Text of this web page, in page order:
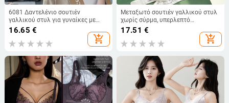
6081 Δαντελένιο σουτιέν
γαλλικού στυλ για γυναίκες με
μεγάλο στήθος, λεπτό και
αναπνεύσιμο, σεξουαλικό
εσωρούχο, άνετη πλάτη, για
16.65 €
add_shopping_cart
Μεταξωτό σουτιέν γαλλικού στυλ
χωρίς σύρμα, υπερλεπτό
δαντελωτό τρίγωνο, για μικρό
στήθος
17.51 €
add_shopping_cart